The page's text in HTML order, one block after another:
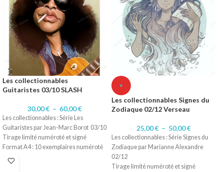
Les collectionnables
Guitaristes 03/10 SLASH
30,00€ – 60,00€
Les collectionnables : Série Les
Guitaristes par Jean-Marc Borot 03/10
Tirage limité numéroté et signé
Format A4 : 10 exemplaires numéroté
1 à 10/10.
♥
Les collectionnables Signes du
Zodiaque 02/12 Verseau
25,00€ – 50,00€
Les collectionnables : Série Signes du
Zodiaque par Marianne Alexandre
02/12
Tirage limité numéroté et signé